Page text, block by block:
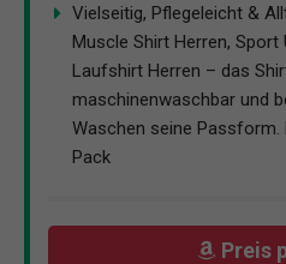
Vielseitig, Pflegeleicht &
Muscle Shirt Herren,
Laufshirt Herren – das
maschinenwaschbar und
Waschen seine
Pack
Preis